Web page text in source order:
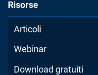
Risorse
Articoli
Webinar
Download gratuiti